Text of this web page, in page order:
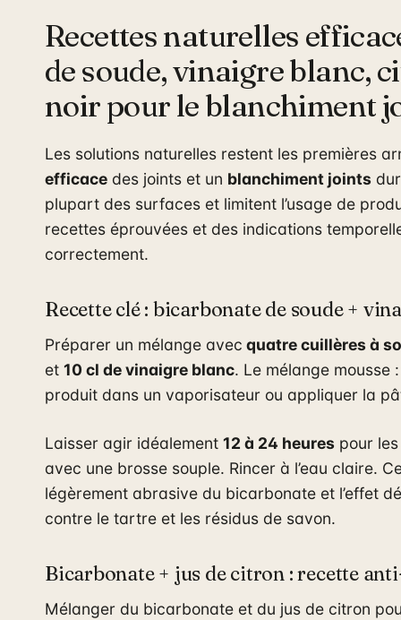
Recettes naturelles
de soude, vinaigre blanc,
noir pour le blanchiment
Les solutions naturelles restent les premières
efficace des joints et un blanchiment joints
plupart des surfaces et limitent l’usage de
recettes éprouvées et des indications
correctement.
Recette clé : bicarbonate de soude +
Préparer un mélange avec quatre cuillères à
et 10 cl de vinaigre blanc. Le mélange mousse
produit dans un vaporisateur ou appliquer la
Laisser agir idéalement 12 à 24 heures pour
avec une brosse souple. Rincer à l’eau claire.
légèrement abrasive du bicarbonate et l’effet
contre le tartre et les résidus de savon.
Bicarbonate + jus de citron : recette
Mélanger du bicarbonate et du jus de citron